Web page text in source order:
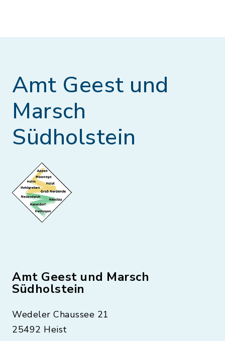
Amt Geest und
Marsch
Südholstein
Amt Geest und Marsch
Südholstein
Wedeler Chaussee 21
25492 Heist